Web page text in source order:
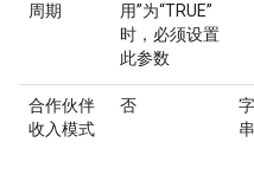
周期
用”为“TRUE”
时，必须设置
此参数
合作伙伴
收入模式
否
串